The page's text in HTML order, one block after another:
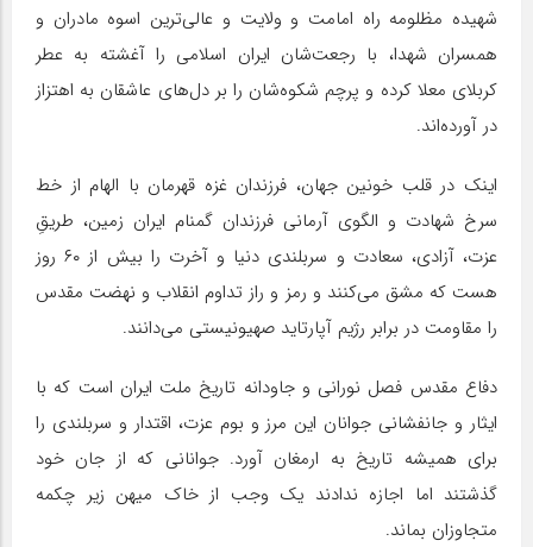
شهیده مظلومه راه امامت و ولایت و عالی‌ترین اسوه مادران و
همسران شهدا، با رجعت‌شان ایران اسلامی را آغشته به عطر
کربلای معلا کرده‌ و پرچم شکوه‌شان را بر دل‌های عاشقان به اهتزاز
در آورده‌‌اند.
اینک در قلب خونین جهان، فرزندان غزه قهرمان با الهام از خط
سرخ شهادت و الگوی آرمانی فرزندان گمنام ایران زمین، طریقِ
عزت، آزادی، سعادت و سربلندی دنیا و آخرت را بیش از ۶۰ روز
هست که مشق می‌کنند و رمز و راز تداوم انقلاب و نهضت مقدس
را مقاومت در برابر رژیم آپارتاید صهیونیستی می‌دانند.
دفاع مقدس فصل نورانی و جاودانه تاریخ ملت ایران است که با
ایثار و جانفشانی جوانان این مرز و بوم عزت، اقتدار و سربلندی را
برای همیشه تاریخ به ارمغان آورد. جوانانی که از جان خود
گذشتند اما اجازه ندادند یک وجب از خاک میهن زیر چکمه
متجاوزان بماند.